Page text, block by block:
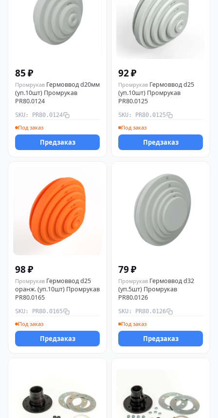
85 ₽
Промрукав Гермоввод d20мм
(уп.10шт) Промрукав
PR80.0124
SKU: PR80.0124
Под заказ
Предзаказ
92 ₽
Промрукав Гермоввод d25
(уп.10шт) Промрукав
PR80.0125
SKU: PR80.0125
Под заказ
Предзаказ
98 ₽
Промрукав Гермоввод d25
оранж. (уп.10шт) Промрукав
PR80.0165
SKU: PR80.0165
Под заказ
Предзаказ
79 ₽
Промрукав Гермоввод d32
(уп.5шт) Промрукав
PR80.0126
SKU: PR80.0126
Под заказ
Предзаказ